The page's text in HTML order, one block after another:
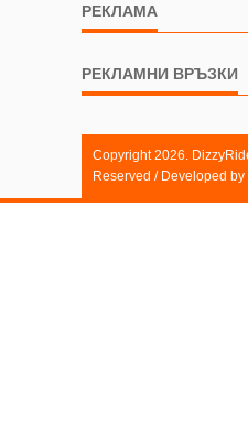
РЕКЛАМА
РЕКЛАМНИ ВРЪЗКИ
Copyright 2026.
Reserved / Developed by